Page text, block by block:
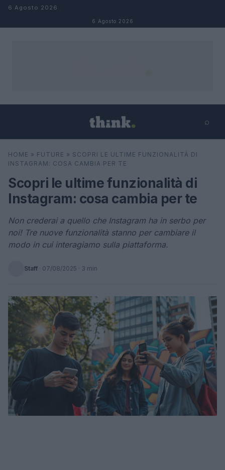
Salta al contenuto
6 Agosto 2026
6 Agosto 2026
⌕
Cerca ⌕
HOME » FUTURE » SCOPRI LE ULTIME FUNZIONALITÀ DI
INSTAGRAM: COSA CAMBIA PER TE
Scopri le ultime funzionalità di
Instagram: cosa cambia per te
Non crederai a quello che Instagram ha in serbo per
noi! Tre nuove funzionalità stanno per cambiare il
modo in cui interagiamo sulla piattaforma.
Staff · 07/08/2025 · 3 min